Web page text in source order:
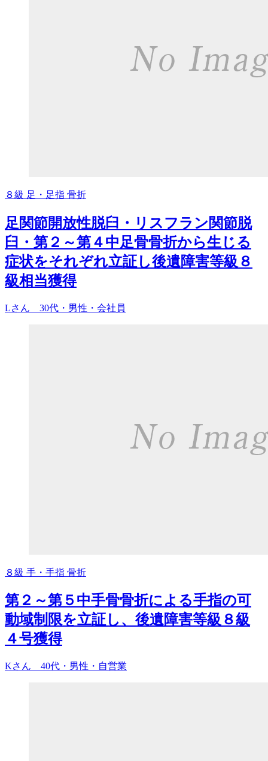
８級 足・足指 骨折
足関節開放性脱臼・リスフラン関節脱
臼・第２～第４中足骨骨折から生じる
症状をそれぞれ立証し後遺障害等級８
級相当獲得
Lさん 30代・男性・会社員
８級 手・手指 骨折
第２～第５中手骨骨折による手指の可
動域制限を立証し、後遺障害等級８級
４号獲得
Kさん 40代・男性・自営業